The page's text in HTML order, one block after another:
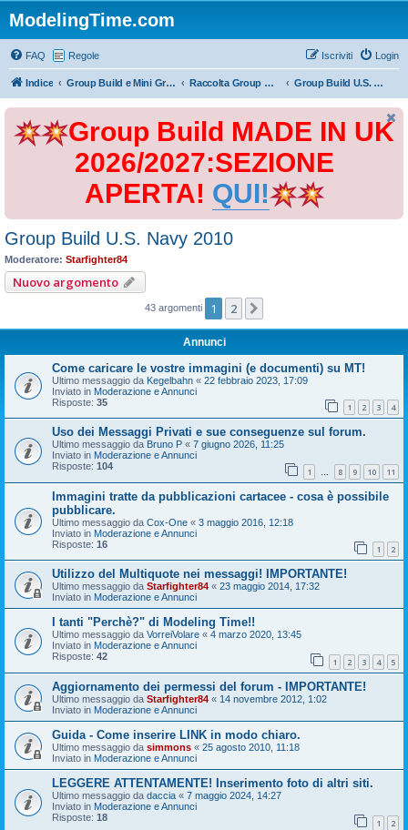
ModelingTime.com
FAQ Regole Login
Iscriviti
Indice Group Build e Mini Group Build Raccolta Group Build Group Build U.S. Navy 2010
Group Build MADE IN UK
2026/2027:SEZIONE
APERTA! QUI!
Group Build U.S. Navy 2010
Moderatore: Starfighter84
Nuovo argomento
43 argomenti 1 2
Annunci
Come caricare le vostre immagini (e documenti) su MT!
Ultimo messaggio da Kegelbahn « 22 febbraio 2023, 17:09
Inviato in Moderazione e Annunci
Risposte: 35 1 2 3 4
Uso dei Messaggi Privati e sue conseguenze sul forum.
Ultimo messaggio da Bruno P « 7 giugno 2026, 11:25
Inviato in Moderazione e Annunci
Risposte: 104 1 … 8 9 10 11
Immagini tratte da pubblicazioni cartacee - cosa è possibile
pubblicare.
Ultimo messaggio da Cox-One « 3 maggio 2016, 12:18
Inviato in Moderazione e Annunci
Risposte: 16 1 2
Utilizzo del Multiquote nei messaggi! IMPORTANTE!
Ultimo messaggio da Starfighter84 « 23 maggio 2014, 17:32
Inviato in Moderazione e Annunci
I tanti "Perchè?" di Modeling Time!!
Ultimo messaggio da VorreiVolare « 4 marzo 2020, 13:45
Inviato in Moderazione e Annunci
Risposte: 42 1 2 3 4 5
Aggiornamento dei permessi del forum - IMPORTANTE!
Ultimo messaggio da Starfighter84 « 14 novembre 2012, 1:02
Inviato in Moderazione e Annunci
Guida - Come inserire LINK in modo chiaro.
Ultimo messaggio da simmons « 25 agosto 2010, 11:18
Inviato in Moderazione e Annunci
LEGGERE ATTENTAMENTE! Inserimento foto di altri siti.
Ultimo messaggio da daccia « 7 maggio 2024, 14:27
Inviato in Moderazione e Annunci
Risposte: 18 1 2